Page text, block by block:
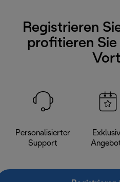
Registrieren
profitieren Sie
Personalisierter
Support